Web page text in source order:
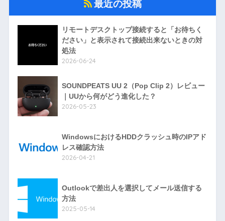
最近の投稿
リモートデスクトップ接続すると「お待ちく
ださい」と表示されて接続出来ないときの対
処法
2026-06-24
SOUNDPEATS UU 2（Pop Clip 2）レビュー
｜UUから何がどう進化した？
2026-05-23
WindowsにおけるHDDクラッシュ時のIPアド
レス確認方法
2026-04-21
Outlookで差出人を選択してメール送信する
方法
2025-05-14